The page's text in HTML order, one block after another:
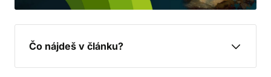
Čo nájdeš v článku?